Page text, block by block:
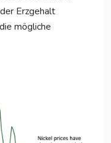
Erzgehalt
mögliche